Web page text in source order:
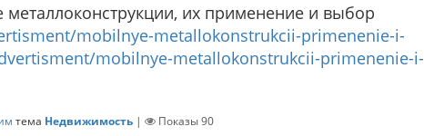
их применение и выбор
mobilnye-metallokonstrukcii-primenenie-i-
mobilnye-metallokonstrukcii-primenenie-i-
тема Недвижимость | Показы90